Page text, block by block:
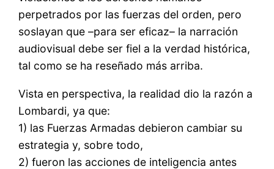
perpetrados por las fuerzas del orden, pero
soslayan que –para ser eficaz– la narración
audiovisual debe ser fiel a la verdad histórica,
tal como se ha reseñado más arriba.
Vista en perspectiva, la realidad dio la razón a
Lombardi, ya que:
1) las Fuerzas Armadas debieron cambiar su
estrategia y, sobre todo,
2) fueron las acciones de inteligencia antes